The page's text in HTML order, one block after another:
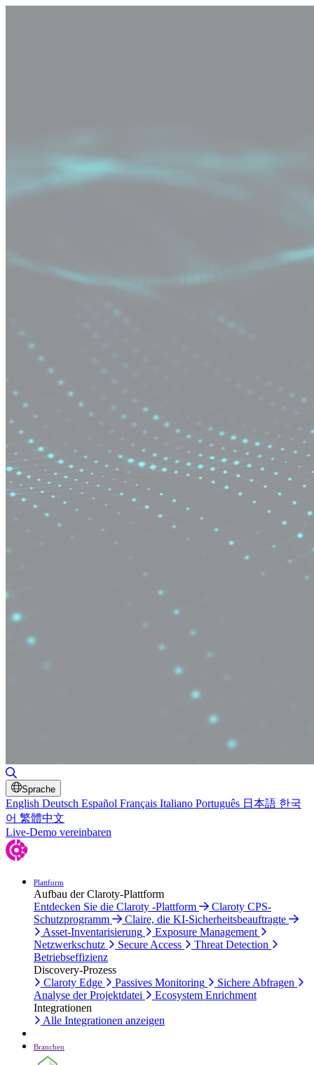
Sprache
English Deutsch Español Français Italiano Português 日本語 한국
어 繁體中文
Live-Demo vereinbaren
Plattform
Aufbau der Claroty-Plattform
Entdecken Sie die Claroty -Plattform
Claroty CPS-
Schutzprogramm
Claire, die KI-Sicherheitsbeauftragte
Asset-Inventarisierung
Exposure Management
Netzwerkschutz
Secure Access
Threat Detection
Betriebseffizienz
Discovery-Prozess
Claroty Edge
Passives Monitoring
Sichere Abfragen
Analyse der Projektdatei
Ecosystem Enrichment
Integrationen
Alle Integrationen anzeigen
Branchen